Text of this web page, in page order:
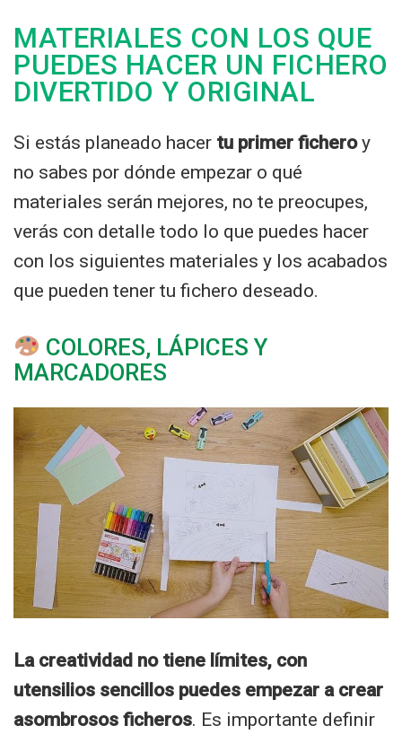
MATERIALES CON LOS QUE
PUEDES HACER UN FICHERO
DIVERTIDO Y ORIGINAL
Si estás planeado hacer tu primer ficheroy
no sabes por dónde empezar o qué
materiales serán mejores, no te preocupes,
verás con detalle todo lo que puedes hacer
con los siguientes materiales y los acabados
que pueden tener tu fichero deseado.
COLORES, LÁPICES Y
MARCADORES
La creatividad no tiene límites, con
utensilios sencillos puedes empezar a crear
asombrosos ficheros. Es importante definir